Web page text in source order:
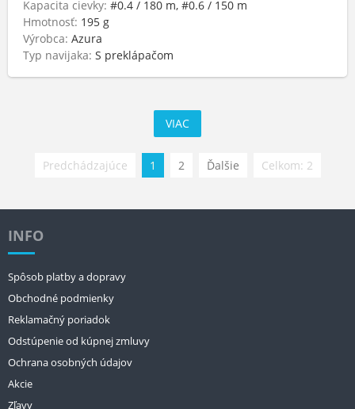
Kapacita cievky: #0.4 / 180 m, #0.6 / 150 m
Hmotnosť: 195 g
Výrobca: Azura
Typ navijaka: S preklápačom
VIAC
Predchádzajúce 1 2 Ďalšie Celkom: 2
INFO
Spôsob platby a dopravy
Obchodné podmienky
Reklamačný poriadok
Odstúpenie od kúpnej zmluvy
Ochrana osobných údajov
Akcie
Zľavy